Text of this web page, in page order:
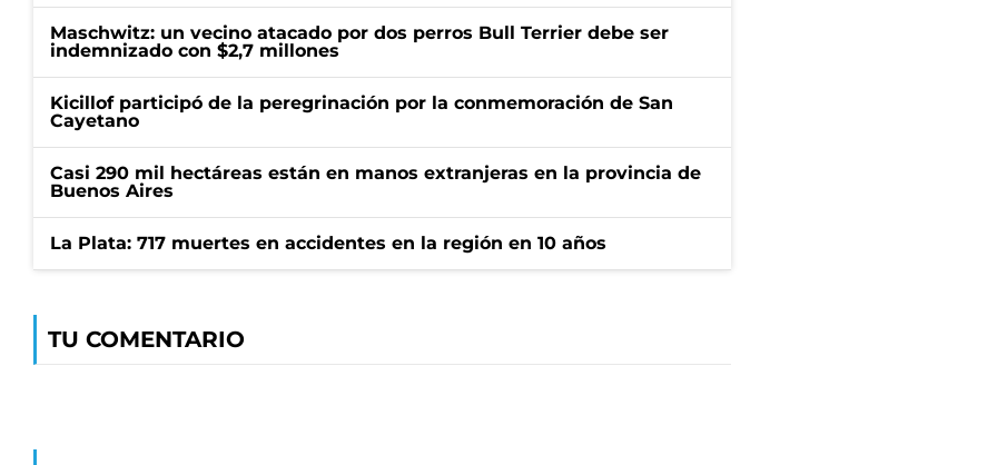
Maschwitz: un vecino atacado por dos perros Bull Terrier debe ser
indemnizado con $2,7 millones
Kicillof participó de la peregrinación por la conmemoración de San
Cayetano
Casi 290 mil hectáreas están en manos extranjeras en la provincia de
Buenos Aires
La Plata: 717 muertes en accidentes en la región en 10 años
TU COMENTARIO